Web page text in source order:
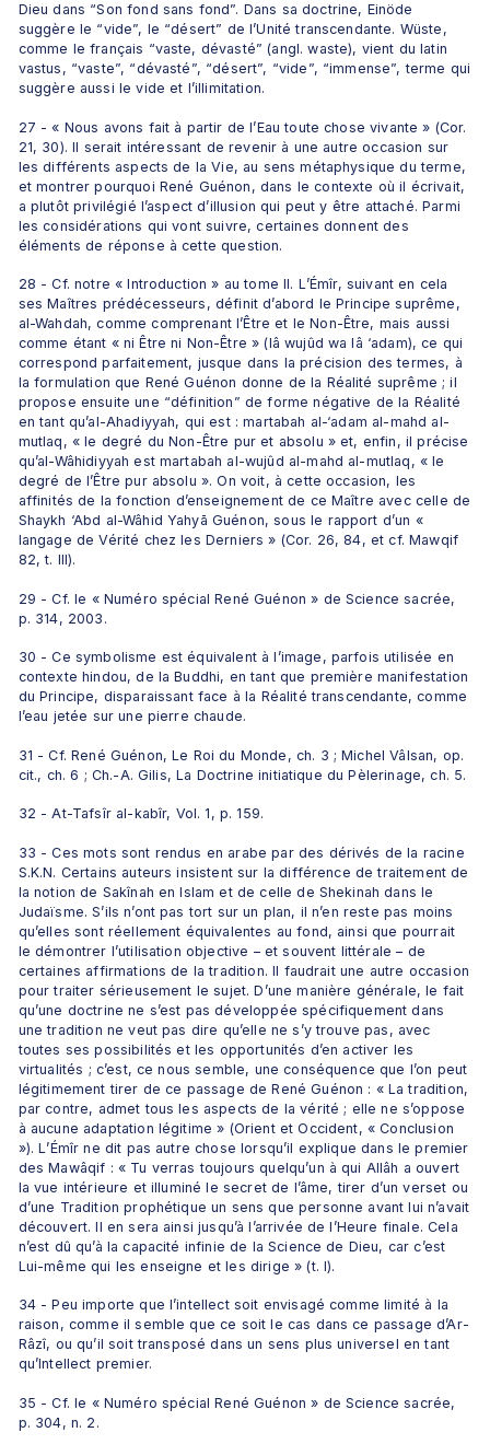
Dieu dans “Son fond sans fond”. Dans sa doctrine, Einöde
suggère le “vide”, le “désert” de l’Unité transcendante. Wüste,
comme le français “vaste, dévasté” (angl. waste), vient du latin
vastus, “vaste”, “dévasté”, “désert”, “vide”, “immense”, terme qui
suggère aussi le vide et l’illimitation.
27 - « Nous avons fait à partir de l’Eau toute chose vivante » (Cor.
21, 30). Il serait intéressant de revenir à une autre occasion sur
les différents aspects de la Vie, au sens métaphysique du terme,
et montrer pourquoi René Guénon, dans le contexte où il écrivait,
a plutôt privilégié l’aspect d’illusion qui peut y être attaché. Parmi
les considérations qui vont suivre, certaines donnent des
éléments de réponse à cette question.
28 - Cf. notre « Introduction » au tome II. L’Émîr, suivant en cela
ses Maîtres prédécesseurs, définit d’abord le Principe suprême,
al-Wahdah, comme comprenant l’Être et le Non-Être, mais aussi
comme étant « ni Être ni Non-Être » (lâ wujûd wa lâ ‘adam), ce qui
correspond parfaitement, jusque dans la précision des termes, à
la formulation que René Guénon donne de la Réalité suprême ; il
propose ensuite une “définition” de forme négative de la Réalité
en tant qu’al-Ahadiyyah, qui est : martabah al-‘adam al-mahd al-
mutlaq, « le degré du Non-Être pur et absolu » et, enfin, il précise
qu’al-Wâhidiyyah est martabah al-wujûd al-mahd al-mutlaq, « le
degré de l’Être pur absolu ». On voit, à cette occasion, les
affinités de la fonction d’enseignement de ce Maître avec celle de
Shaykh ‘Abd al-Wâhid Yahyā Guénon, sous le rapport d’un «
langage de Vérité chez les Derniers » (Cor. 26, 84, et cf. Mawqif
82, t. III).
29 - Cf. le « Numéro spécial René Guénon » de Science sacrée,
p. 314, 2003.
30 - Ce symbolisme est équivalent à l’image, parfois utilisée en
contexte hindou, de la Buddhi, en tant que première manifestation
du Principe, disparaissant face à la Réalité transcendante, comme
l’eau jetée sur une pierre chaude.
31 - Cf. René Guénon, Le Roi du Monde, ch. 3 ; Michel Vâlsan, op.
cit., ch. 6 ; Ch.-A. Gilis, La Doctrine initiatique du Pèlerinage, ch. 5.
32 - At-Tafsîr al-kabîr, Vol. 1, p. 159.
33 - Ces mots sont rendus en arabe par des dérivés de la racine
S.K.N. Certains auteurs insistent sur la différence de traitement de
la notion de Sakînah en Islam et de celle de Shekinah dans le
Judaïsme. S’ils n’ont pas tort sur un plan, il n’en reste pas moins
qu’elles sont réellement équivalentes au fond, ainsi que pourrait
le démontrer l’utilisation objective – et souvent littérale – de
certaines affirmations de la tradition. Il faudrait une autre occasion
pour traiter sérieusement le sujet. D’une manière générale, le fait
qu’une doctrine ne s’est pas développée spécifiquement dans
une tradition ne veut pas dire qu’elle ne s’y trouve pas, avec
toutes ses possibilités et les opportunités d’en activer les
virtualités ; c’est, ce nous semble, une conséquence que l’on peut
légitimement tirer de ce passage de René Guénon : « La tradition,
par contre, admet tous les aspects de la vérité ; elle ne s’oppose
à aucune adaptation légitime » (Orient et Occident, « Conclusion
»). L’Émîr ne dit pas autre chose lorsqu’il explique dans le premier
des Mawâqif : « Tu verras toujours quelqu’un à qui Allâh a ouvert
la vue intérieure et illuminé le secret de l’âme, tirer d’un verset ou
d’une Tradition prophétique un sens que personne avant lui n’avait
découvert. Il en sera ainsi jusqu’à l’arrivée de l’Heure finale. Cela
n’est dû qu’à la capacité infinie de la Science de Dieu, car c’est
Lui-même qui les enseigne et les dirige » (t. I).
34 - Peu importe que l’intellect soit envisagé comme limité à la
raison, comme il semble que ce soit le cas dans ce passage d’Ar-
Râzî, ou qu’il soit transposé dans un sens plus universel en tant
qu’Intellect premier.
35 - Cf. le « Numéro spécial René Guénon » de Science sacrée,
p. 304, n. 2.